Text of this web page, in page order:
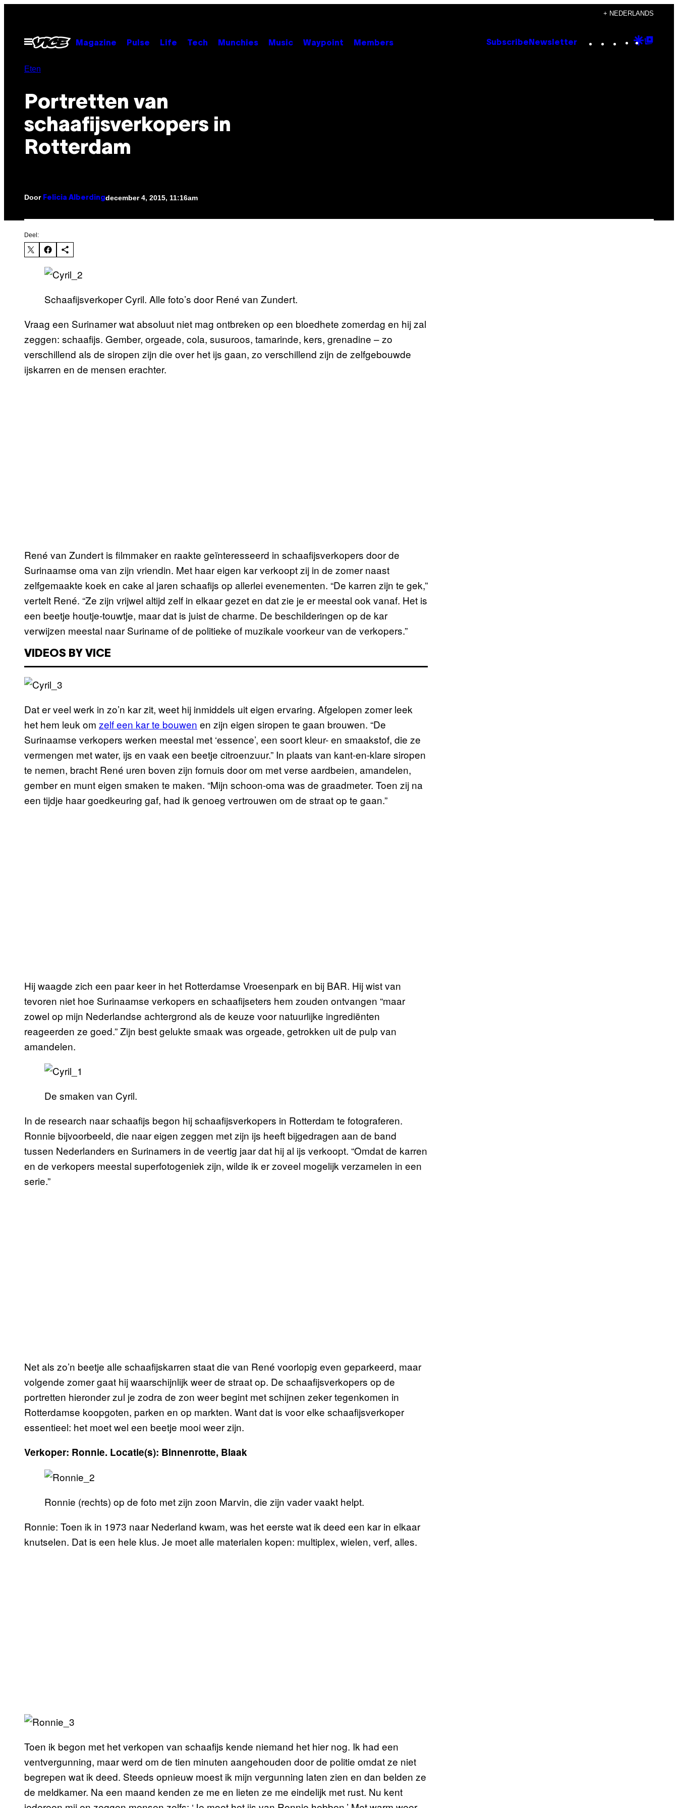
+ NEDERLANDS
Open
menu
Magazine Pulse Life Tech Munchies Music Waypoint Members Subscribe Newsletter Instagram
TikTok
YouTube
Google
Eten
Portretten van
schaafijsverkopers in
Rotterdam
Door Felicia Alberding december 4, 2015, 11:16am
Deel:
Schaafijsverkoper Cyril. Alle foto’s door René van Zundert.
Vraag een Surinamer wat absoluut niet mag ontbreken op een bloedhete zomerdag en hij zal
zeggen: schaafijs. Gember, orgeade, cola, susuroos, tamarinde, kers, grenadine – zo
verschillend als de siropen zijn die over het ijs gaan, zo verschillend zijn de zelfgebouwde
ijskarren en de mensen erachter.
René van Zundert is filmmaker en raakte geïnteresseerd in schaafijsverkopers door de
Surinaamse oma van zijn vriendin. Met haar eigen kar verkoopt zij in de zomer naast
zelfgemaakte koek en cake al jaren schaafijs op allerlei evenementen. “De karren zijn te gek,”
vertelt René. “Ze zijn vrijwel altijd zelf in elkaar gezet en dat zie je er meestal ook vanaf. Het is
een beetje houtje-touwtje, maar dat is juist de charme. De beschilderingen op de kar
verwijzen meestal naar Suriname of de politieke of muzikale voorkeur van de verkopers.”
VIDEOS BY VICE
Dat er veel werk in zo’n kar zit, weet hij inmiddels uit eigen ervaring. Afgelopen zomer leek
het hem leuk om zelf een kar te bouwen en zijn eigen siropen te gaan brouwen. “De
Surinaamse verkopers werken meestal met ‘essence’, een soort kleur- en smaakstof, die ze
vermengen met water, ijs en vaak een beetje citroenzuur.” In plaats van kant-en-klare siropen
te nemen, bracht René uren boven zijn fornuis door om met verse aardbeien, amandelen,
gember en munt eigen smaken te maken. “Mijn schoon-oma was de graadmeter. Toen zij na
een tijdje haar goedkeuring gaf, had ik genoeg vertrouwen om de straat op te gaan.”
Hij waagde zich een paar keer in het Rotterdamse Vroesenpark en bij BAR. Hij wist van
tevoren niet hoe Surinaamse verkopers en schaafijseters hem zouden ontvangen “maar
zowel op mijn Nederlandse achtergrond als de keuze voor natuurlijke ingrediënten
reageerden ze goed.” Zijn best gelukte smaak was orgeade, getrokken uit de pulp van
amandelen.
De smaken van Cyril.
In de research naar schaafijs begon hij schaafijsverkopers in Rotterdam te fotograferen.
Ronnie bijvoorbeeld, die naar eigen zeggen met zijn ijs heeft bijgedragen aan de band
tussen Nederlanders en Surinamers in de veertig jaar dat hij al ijs verkoopt. “Omdat de karren
en de verkopers meestal superfotogeniek zijn, wilde ik er zoveel mogelijk verzamelen in een
serie.”
Net als zo’n beetje alle schaafijskarren staat die van René voorlopig even geparkeerd, maar
volgende zomer gaat hij waarschijnlijk weer de straat op. De schaafijsverkopers op de
portretten hieronder zul je zodra de zon weer begint met schijnen zeker tegenkomen in
Rotterdamse koopgoten, parken en op markten. Want dat is voor elke schaafijsverkoper
essentieel: het moet wel een beetje mooi weer zijn.
Verkoper: Ronnie. Locatie(s): Binnenrotte, Blaak
Ronnie (rechts) op de foto met zijn zoon Marvin, die zijn vader vaakt helpt.
Ronnie: Toen ik in 1973 naar Nederland kwam, was het eerste wat ik deed een kar in elkaar
knutselen. Dat is een hele klus. Je moet alle materialen kopen: multiplex, wielen, verf, alles.
Toen ik begon met het verkopen van schaafijs kende niemand het hier nog. Ik had een
ventvergunning, maar werd om de tien minuten aangehouden door de politie omdat ze niet
begrepen wat ik deed. Steeds opnieuw moest ik mijn vergunning laten zien en dan belden ze
de meldkamer. Na een maand kenden ze me en lieten ze me eindelijk met rust. Nu kent